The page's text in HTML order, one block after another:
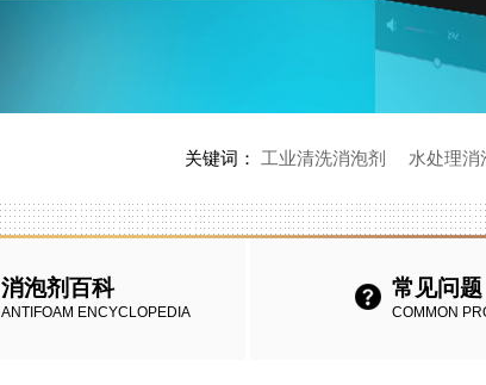
关键词： 工业清洗消泡剂 水处理消
消泡剂百科
ANTIFOAM ENCYCLOPEDIA
常见问题
COMMON